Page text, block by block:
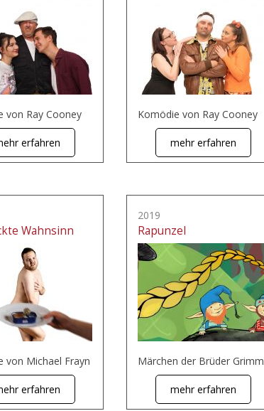
von Ray Cooney
erfahren
Komödie von Ray Cooney
mehr erfahren
Wahnsinn
von Michael Frayn
erfahren
2019
Rapunzel
Märchen der Brüder Grimm
mehr erfahren